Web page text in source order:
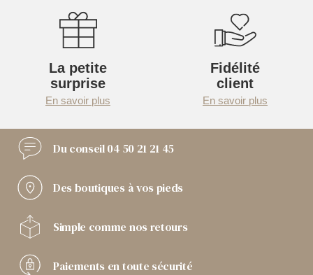
La petite
surprise
En savoir plus
Fidélité
client
En savoir plus
Du conseil04 50 21 21 45
Des boutiques à vos pieds
Simple comme nos retours
Paiements en toute sécurité